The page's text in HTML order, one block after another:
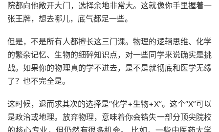
院都向他敞开大门，选择余地非常大。这就像你手里握着一
张王牌，想去哪儿，底气都足一些。
但是，不是所有人都擅长这三门课。物理的逻辑思维、化学
的繁杂记忆、生物的细碎知识点，对一些同学来说确实是挑
战。如果你的物理真的学不进去，是不是就彻底和医学无缘
了？也不完全是。
这时候，退而求其次的选择是“化学+生物+X”。这个“X”可以
是政治或地理。放弃物理，意味着你会错失一部分顶尖院校
的核心专业，但仍然有很多机会。 比如，一些中医药大学